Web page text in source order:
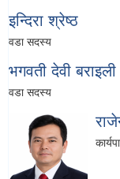
इन्दिरा श्रेष्ठ
वडा सदस्य
भगवती देवी बराइली
वडा सदस्य